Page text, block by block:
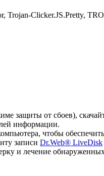
Clicker.JS.Pretty,
защиты от сбоев),
информации.
чтобы
записи Dr.Web® LiveDisk
и лечение